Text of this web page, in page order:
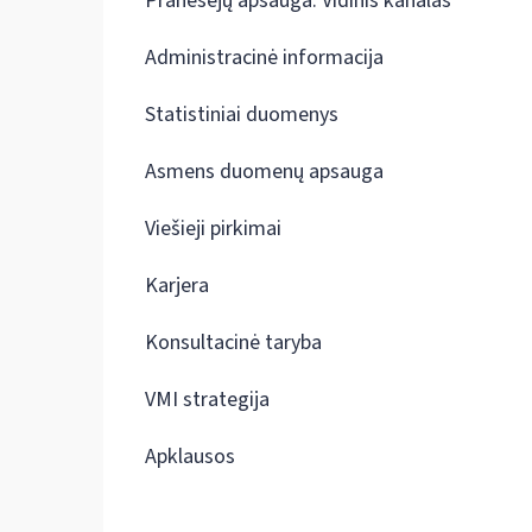
Administracinė informacija
Statistiniai duomenys
Asmens duomenų apsauga
Viešieji pirkimai
Karjera
Konsultacinė taryba
VMI strategija
Apklausos